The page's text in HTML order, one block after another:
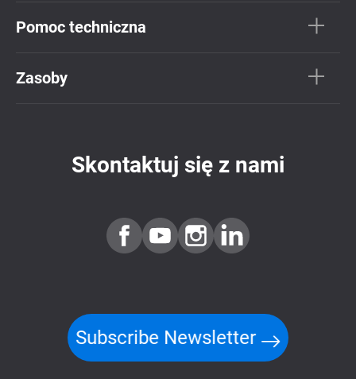
Pomoc techniczna
Zasoby
Skontaktuj się z nami
Subscribe Newsletter